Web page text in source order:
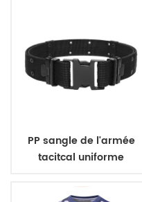
PP sangle de l'armée
tacitcal uniforme